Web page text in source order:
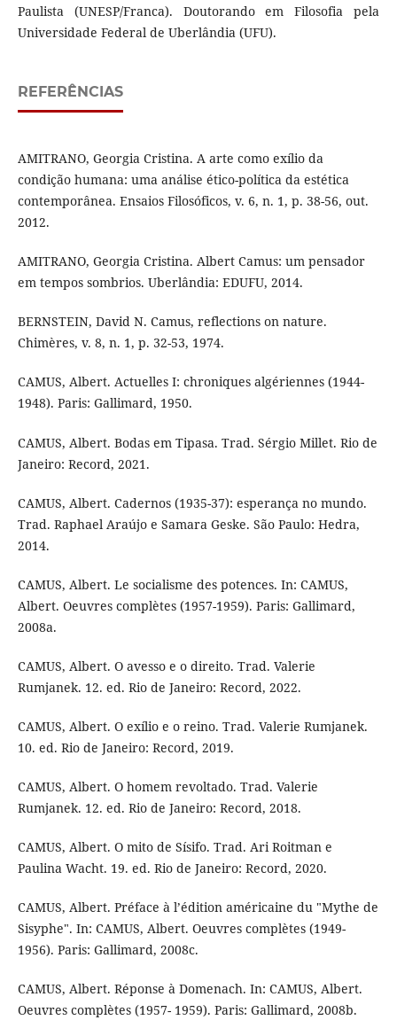
Paulista (UNESP/Franca). Doutorando em Filosofia pela
Universidade Federal de Uberlândia (UFU).
REFERÊNCIAS
AMITRANO, Georgia Cristina. A arte como exílio da
condição humana: uma análise ético-política da estética
contemporânea. Ensaios Filosóficos, v. 6, n. 1, p. 38-56, out.
2012.
AMITRANO, Georgia Cristina. Albert Camus: um pensador
em tempos sombrios. Uberlândia: EDUFU, 2014.
BERNSTEIN, David N. Camus, reflections on nature.
Chimères, v. 8, n. 1, p. 32-53, 1974.
CAMUS, Albert. Actuelles I: chroniques algériennes (1944-
1948). Paris: Gallimard, 1950.
CAMUS, Albert. Bodas em Tipasa. Trad. Sérgio Millet. Rio de
Janeiro: Record, 2021.
CAMUS, Albert. Cadernos (1935-37): esperança no mundo.
Trad. Raphael Araújo e Samara Geske. São Paulo: Hedra,
2014.
CAMUS, Albert. Le socialisme des potences. In: CAMUS,
Albert. Oeuvres complètes (1957-1959). Paris: Gallimard,
2008a.
CAMUS, Albert. O avesso e o direito. Trad. Valerie
Rumjanek. 12. ed. Rio de Janeiro: Record, 2022.
CAMUS, Albert. O exílio e o reino. Trad. Valerie Rumjanek.
10. ed. Rio de Janeiro: Record, 2019.
CAMUS, Albert. O homem revoltado. Trad. Valerie
Rumjanek. 12. ed. Rio de Janeiro: Record, 2018.
CAMUS, Albert. O mito de Sísifo. Trad. Ari Roitman e
Paulina Wacht. 19. ed. Rio de Janeiro: Record, 2020.
CAMUS, Albert. Préface à l’édition américaine du "Mythe de
Sisyphe". In: CAMUS, Albert. Oeuvres complètes (1949-
1956). Paris: Gallimard, 2008c.
CAMUS, Albert. Réponse à Domenach. In: CAMUS, Albert.
Oeuvres complètes (1957- 1959). Paris: Gallimard, 2008b.